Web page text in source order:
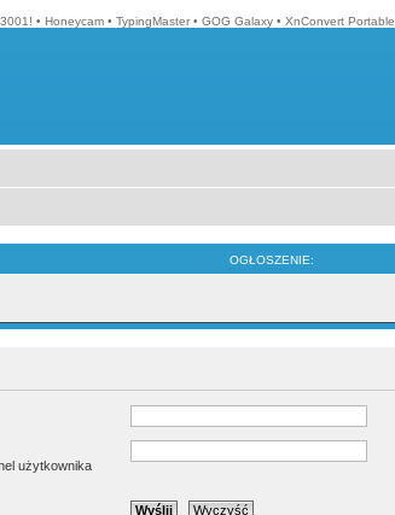
• Honeycam • TypingMaster • GOG Galaxy • XnConvert Portable
OGŁOSZENIE:
użytkownika